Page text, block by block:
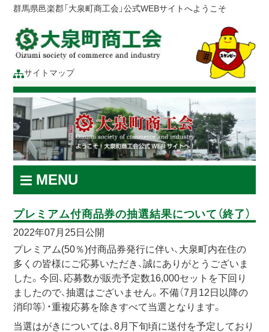
群馬県邑楽郡「大泉町商工会」公式WEBサイトへようこそ
サイトマップ
MENU
プレミアム付商品券の抽選結果について（終了）
2022年07月25日公開
プレミアム(50％)付商品券発行に伴い、大泉町内在住の
多くの皆様にご応募いただき、誠にありがとうございま
した。今回、応募数が販売予定数16,000セットを下回り
ましたので、抽選はございません。不備（7月12日以降の
消印等）・重複応募を除きすべて当選となります。
当選はがきについては、8月下旬頃に送付を予定しており